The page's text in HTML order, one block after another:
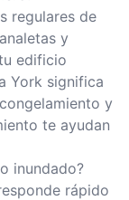
regulares de
y
edificio
York significa
y
te ayudan
inundado?
rápido